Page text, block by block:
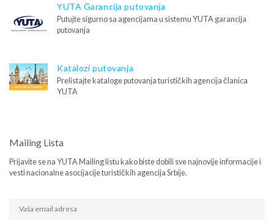
YUTA Garancija putovanja
Putujte sigurno sa agencijama u sistemu YUTA garancija
putovanja
Katalozi putovanja
Prelistajte kataloge putovanja turističkih agencija članica
YUTA
Mailing Lista
Prijavite se na YUTA Mailing listu kako biste dobili sve najnovije informacije i
vesti nacionalne asocijacije turističkih agencija Srbije.